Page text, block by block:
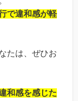
で違和感が軽
たは、ぜひお
和感を感じた